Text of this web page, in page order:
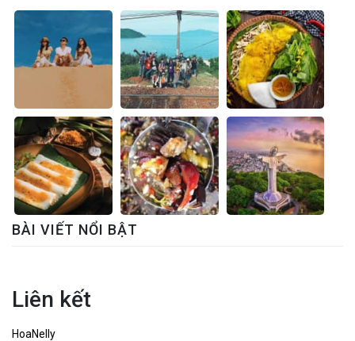
BÀI VIẾT NỔI BẬT
Liên kết
HoaNelly